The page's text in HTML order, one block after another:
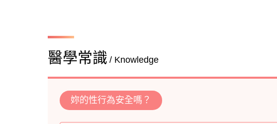
醫學常識 / Knowledge
妳的性行為安全嗎？